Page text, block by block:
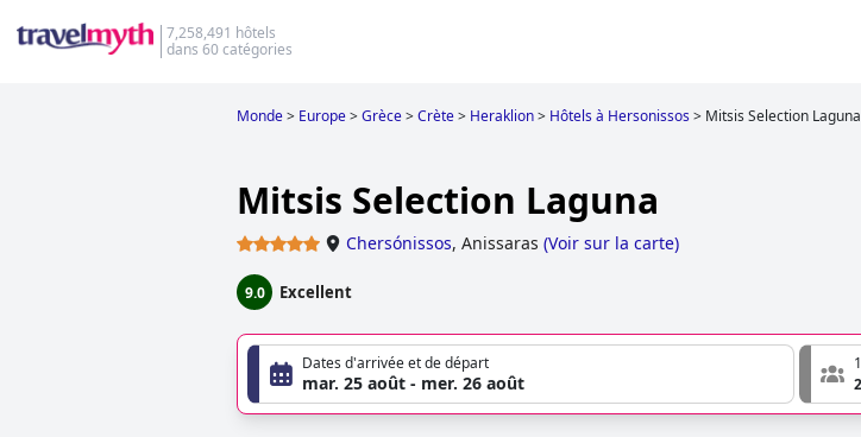
7,258,491 hôtels
dans 60 catégories
Monde> Europe>Grèce>Crète> Heraklion> Hôtels à Hersonissos> Mitsis Selection Laguna
Mitsis Selection Laguna
Chersónissos, Anissaras (Voir sur la carte)
9.0 Excellent
Dates d'arrivée et de départ
mar. 25 août - mer. 26 août